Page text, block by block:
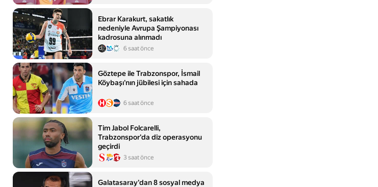
Ebrar Karakurt, sakatlık
nedeniyle Avrupa Şampiyonası
kadrosuna alınmadı
6 saat önce
Göztepe ile Trabzonspor, İsmail
Köybaşı'nın jübilesi için sahada
6 saat önce
Tim Jabol Folcarelli,
Trabzonspor'da diz operasyonu
geçirdi
3 saat önce
Galatasaray'dan 8 sosyal medya